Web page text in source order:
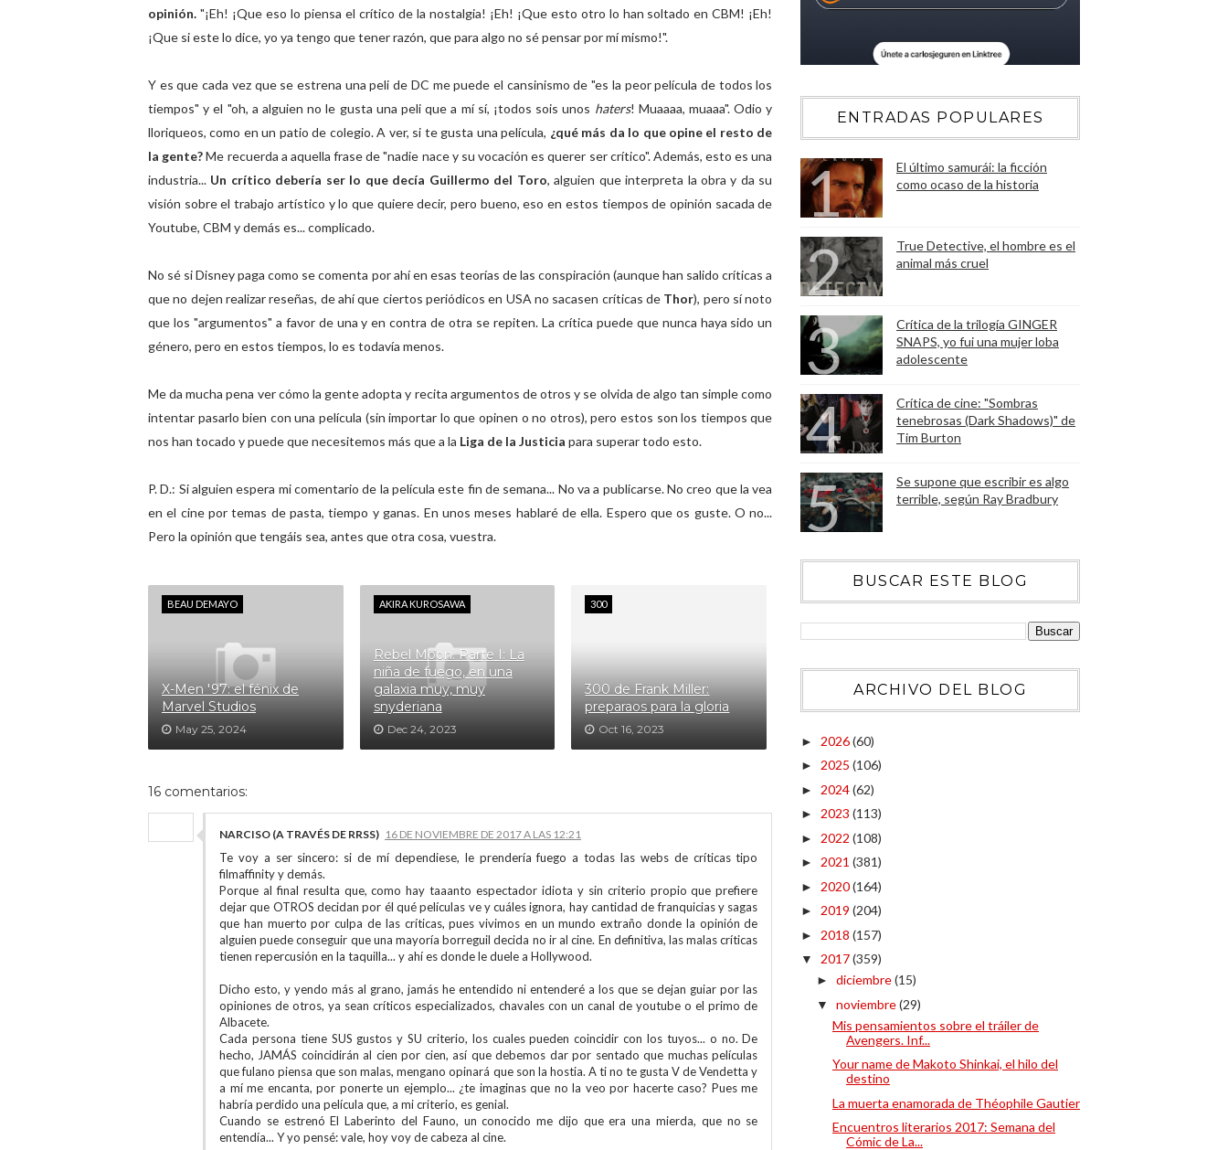
opinión. "¡Eh! ¡Que eso lo piensa el crítico de la nostalgia! ¡Eh! ¡Que esto otro lo han soltado en CBM! ¡Eh!
¡Que si este lo dice, yo ya tengo que tener razón, que para algo no sé pensar por mí mismo!".
Y es que cada vez que se estrena una peli de DC me puede el cansinismo de "es la peor película de todos los
tiempos" y el "oh, a alguien no le gusta una peli que a mí sí, ¡todos sois unos haters! Muaaaa, muaaa". Odio y
lloriqueos, como en un patio de colegio. A ver, si te gusta una película, ¿qué más da lo que opine el resto de
la gente?Me recuerda a aquella frase de "nadie nace y su vocación es querer ser crítico". Además, esto es una
industria... Un crítico debería ser lo que decía Guillermo del Toro, alguien que interpreta la obra y da su
visión sobre el trabajo artístico y lo que quiere decir, pero bueno, eso en estos tiempos de opinión sacada de
Youtube, CBM y demás es... complicado.
No sé si Disney paga como se comenta por ahí en esas teorías de las conspiración (aunque han salido críticas a
que no dejen realizar reseñas, de ahí que ciertos periódicos en USA no sacasen críticas de Thor), pero sí noto
que los "argumentos" a favor de una y en contra de otra se repiten. La crítica puede que nunca haya sido un
género, pero en estos tiempos, lo es todavía menos.
Me da mucha pena ver cómo la gente adopta y recita argumentos de otros y se olvida de algo tan simple como
intentar pasarlo bien con una película (sin importar lo que opinen o no otros), pero estos son los tiempos que
nos han tocado y puede que necesitemos más que a la Liga de la Justicia para superar todo esto.
P. D.: Si alguien espera mi comentario de la película este fin de semana... No va a publicarse. No creo que la vea
en el cine por temas de pasta, tiempo y ganas. En unos meses hablaré de ella. Espero que os guste. O no...
Pero la opinión que tengáis sea, antes que otra cosa, vuestra.
BEAU DEMAYO
X-Men '97: el fénix de
Marvel Studios
May 25, 2024
AKIRA KUROSAWA
Rebel Moon. Parte I: La
niña de fuego, en una
galaxia muy, muy
snyderiana
Dec 24, 2023
300
300 de Frank Miller:
preparaos para la gloria
Oct 16, 2023
16 comentarios:
NARCISO (A TRAVÉS DE RRSS) 16 DE NOVIEMBRE DE 2017 A LAS 12:21
Te voy a ser sincero: si de mí dependiese, le prendería fuego a todas las webs de críticas tipo
filmaffinity y demás.
Porque al final resulta que, como hay taaanto espectador idiota y sin criterio propio que prefiere
dejar que OTROS decidan por él qué películas ve y cuáles ignora, hay cantidad de franquicias y sagas
que han muerto por culpa de las críticas, pues vivimos en un mundo extraño donde la opinión de
alguien puede conseguir que una mayoría borreguil decida no ir al cine. En definitiva, las malas críticas
tienen repercusión en la taquilla... y ahí es donde le duele a Hollywood.
Dicho esto, y yendo más al grano, jamás he entendido ni entenderé a los que se dejan guiar por las
opiniones de otros, ya sean críticos especializados, chavales con un canal de youtube o el primo de
Albacete.
Cada persona tiene SUS gustos y SU criterio, los cuales pueden coincidir con los tuyos... o no. De
hecho, JAMÁS coincidirán al cien por cien, así que debemos dar por sentado que muchas películas
que fulano piensa que son malas, mengano opinará que son la hostia. A ti no te gusta V de Vendetta y
a mí me encanta, por ponerte un ejemplo... ¿te imaginas que no la veo por hacerte caso? Pues me
habría perdido una película que, a mi criterio, es genial.
Cuando se estrenó El Laberinto del Fauno, un conocido me dijo que era una mierda, que no se
entendía... Y yo pensé: vale, hoy voy de cabeza al cine.
ENTRADAS POPULARES
El último samurái: la ficción
como ocaso de la historia
True Detective, el hombre es el
animal más cruel
Crítica de la trilogía GINGER
SNAPS, yo fui una mujer loba
adolescente
Crítica de cine: "Sombras
tenebrosas (Dark Shadows)" de
Tim Burton
Se supone que escribir es algo
terrible, según Ray Bradbury
BUSCAR ESTE BLOG
ARCHIVO DEL BLOG
► 2026(60)
► 2025 (106)
► 2024(62)
► 2023 (113)
► 2022 (108)
► 2021 (381)
► 2020(164)
► 2019 (204)
► 2018 (157)
▼ 2017(359)
► diciembre(15)
▼ noviembre(29)
Mis pensamientos sobre el tráiler de
Avengers. Inf...
Your name de Makoto Shinkai, el hilo del
destino
La muerta enamorada de Théophile Gautier
Encuentros literarios 2017: Semana del
Cómic de La...